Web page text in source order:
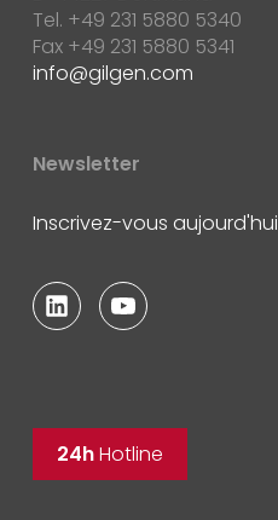
Tel. +49 231 5880 5340
Fax +49 231 5880 5341
info
gilgen.com
Newsletter
Inscrivez-vous aujourd'hui
24hHotline